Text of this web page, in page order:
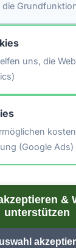
Arzt oder
Empfehlungen
🖨️ Artikel drucken
Blog
→
uns, die
(Google Ads)
&
unterstützen